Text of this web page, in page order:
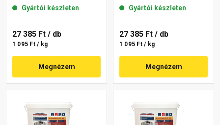
13-D 25 kg
Gyártói készleten
27 385 Ft / db
1 095 Ft / kg
Megnézem
Gyártói készleten
27 385 Ft / db
1 095 Ft / kg
Megnézem